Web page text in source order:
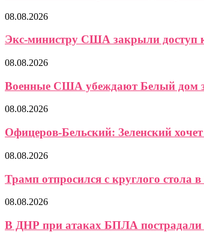
08.08.2026
Экс-министру США закрыли доступ к
08.08.2026
Военные США убеждают Белый дом
08.08.2026
Офицеров-Бельский: Зеленский
08.08.2026
Трамп отпросился с круглого стола в
08.08.2026
В ДНР при атаках БПЛА пострадали